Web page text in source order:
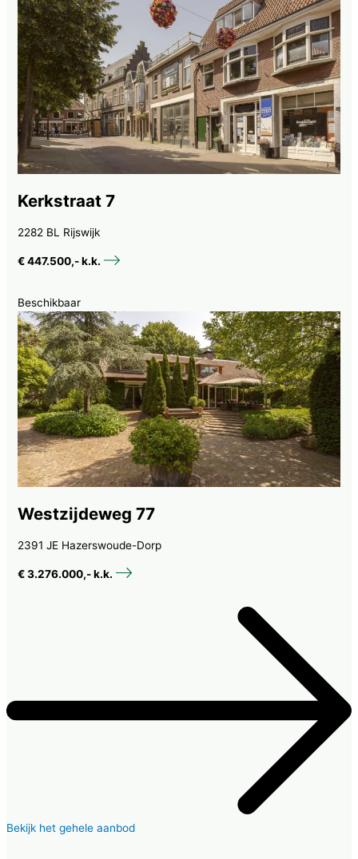
Kerkstraat 7
2282 BL Rijswijk
€ 447.500,- k.k.
Beschikbaar
Westzijdeweg 77
2391 JE Hazerswoude-Dorp
€ 3.276.000,- k.k.
Bekijk het gehele aanbod